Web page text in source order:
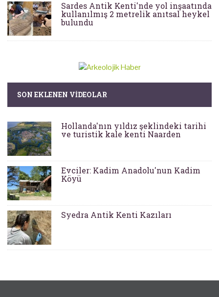
Sardes Antik Kenti'nde yol inşaatında
kullanılmış 2 metrelik anıtsal heykel
bulundu
SON EKLENEN VIDEOLAR
Hollanda'nın yıldız şeklindeki tarihi
ve turistik kale kenti Naarden
Evciler: Kadim Anadolu'nun Kadim
Köyü
Syedra Antik Kenti Kazıları